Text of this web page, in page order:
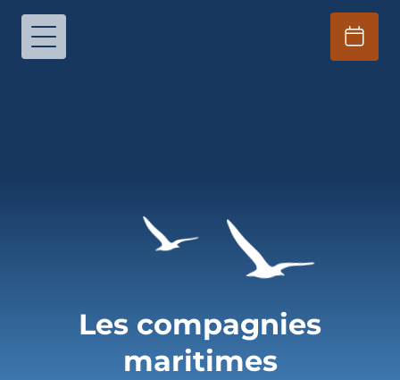
Les compagnies
maritimes